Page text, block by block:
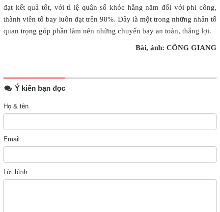
đạt kết quả tốt, với tỉ lệ quân số khỏe hằng năm đối với phi công,
thành viên tổ bay luôn đạt trên 98%. Đây là một trong những nhân tố
quan trọng góp phần làm nên những chuyến bay an toàn, thắng lợi.
Bài, ảnh: CÔNG GIANG
Ý kiến bạn đọc
Họ & tên
Email
Lời bình